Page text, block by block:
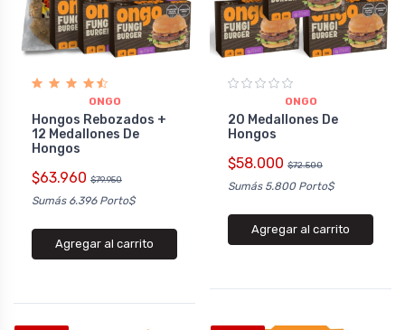
ONGO
Hongos Rebozados +
12 Medallones De
Hongos
$63.960 $79.950
Sumás 6.396 Porto$
Agregar al carrito
ONGO
20 Medallones De
Hongos
$58.000 $72.500
Sumás 5.800 Porto$
Agregar al carrito